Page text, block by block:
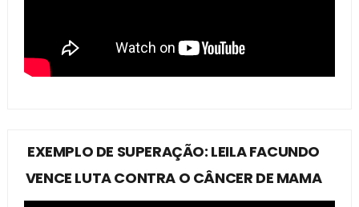
EXEMPLO DE SUPERAÇÃO: LEILA FACUNDO
VENCE LUTA CONTRA O CÂNCER DE MAMA